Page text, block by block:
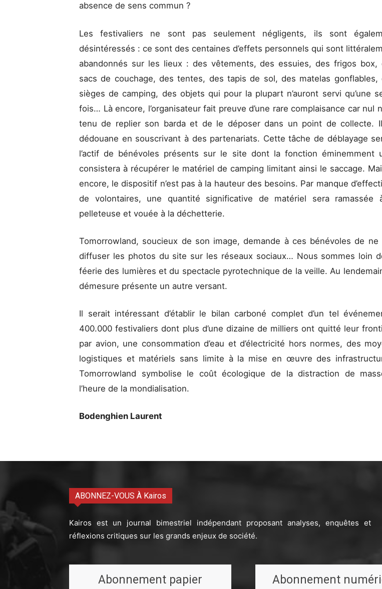
absence de sens commun ?
Les festivaliers ne sont pas seulement négligents, ils sont
désintéressés : ce sont des centaines d’effets personnels qui sont
abandonnés sur les lieux : des vêtements, des essuies, des frigos box,
sacs de couchage, des tentes, des tapis de sol, des matelas gonflables,
sièges de camping, des objets qui pour la plupart n’auront servi qu’une
fois… Là encore, l’organisateur fait preuve d’une rare complaisance car nul
tenu de replier son barda et de le déposer dans un point de collecte.
dédouane en souscrivant à des partenariats. Cette tâche de déblayage
l’actif de bénévoles présents sur le site dont la fonction éminemment
consistera à récupérer le matériel de camping limitant ainsi le saccage.
encore, le dispositif n’est pas à la hauteur des besoins. Par manque
de volontaires, une quantité significative de matériel sera ramassée
pelleteuse et vouée à la déchetterie.
Tomorrowland, soucieux de son image, demande à ces bénévoles de ne
diffuser les photos du site sur les réseaux sociaux… Nous sommes loin
féerie des lumières et du spectacle pyrotechnique de la veille. Au
démesure présente un autre versant.
Il serait intéressant d’établir le bilan carboné complet d’un tel
400.000 festivaliers dont plus d’une dizaine de milliers ont quitté leur
par avion, une consommation d’eau et d’électricité hors normes, des
logistiques et matériels sans limite à la mise en œuvre des
Tomorrowland symbolise le coût écologique de la distraction de
l’heure de la mondialisation.
Bodenghien Laurent
ABONNEZ-VOUS À Kairos
Kairos est un journal bimestriel indépendant proposant analyses, enquêtes et
réflexions critiques sur les grands enjeux de société.
Abonnement papier Abonnement